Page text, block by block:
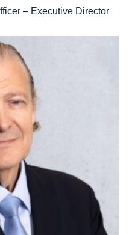
– Executive Director